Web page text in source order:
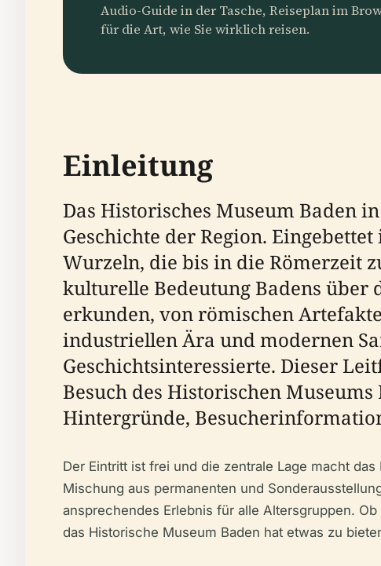
Audio-Guide in der Tasche, Reiseplan im
für die Art, wie Sie wirklich reisen.
Einleitung
Das Historisches Museum Baden
Geschichte der Region.
Wurzeln, die bis in die Römerzeit
kulturelle Bedeutung Badens über
erkunden, von römischen
industriellen Ära und modernen
Geschichtsinteressierte. Dieser
Besuch des Historischen
Hintergründe,
Der Eintritt ist frei und die zentrale Lage macht
Mischung aus permanenten und
ansprechendes Erlebnis für alle Altersgruppen.
das Historische Museum Baden hat etwas zu